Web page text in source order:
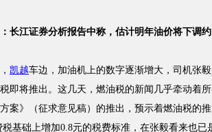
江证券分析报告中称，估计明年油价将下调约
凯越车边，加油机上的数字逐渐增大，司机张
将推出。这几天，燃油税的新闻几乎牵动着
案》（征求意见稿）的推出，预示着燃油税的
税基础上增加0.8元的税费标准，在张毅看来也已